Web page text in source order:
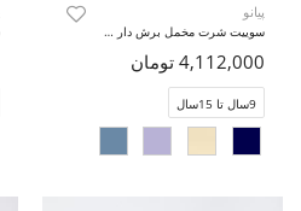
پیانو
سوییت شرت مخمل برش دار (ست با کد 10739)
4,112,000 تومان
9سال تا 15سال